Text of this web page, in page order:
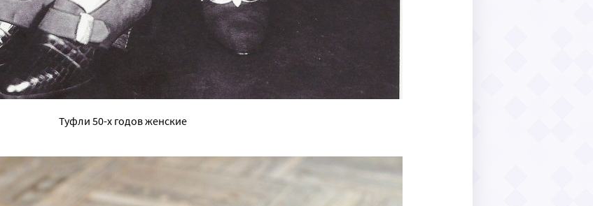
Туфли 50-х годов женские